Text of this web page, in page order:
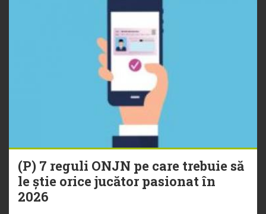
(P) 7 reguli ONJN pe care trebuie să
le știe orice jucător pasionat în
2026